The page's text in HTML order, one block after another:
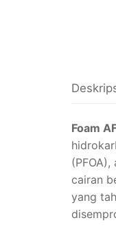
Foam
cairan
yang